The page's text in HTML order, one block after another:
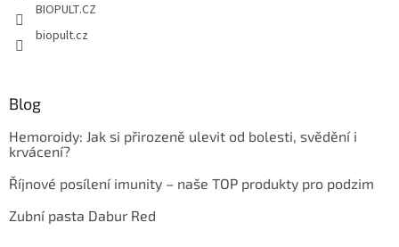
BIOPULT.CZ
biopult.cz
Blog
Hemoroidy: Jak si přirozeně ulevit od bolesti, svědění i
krvácení?
Říjnové posílení imunity – naše TOP produkty pro podzim
Zubní pasta Dabur Red